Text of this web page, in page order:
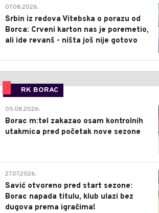
07.08.2026.
Srbin iz redova Vitebska o porazu od
Borca: Crveni karton nas je poremetio,
ali ide revanš - ništa još nije gotovo
RK BORAC
05.08.2026.
Borac m:tel zakazao osam kontrolnih
utakmica pred početak nove sezone
27.07.2026.
Savić otvoreno pred start sezone:
Borac napada titulu, klub ulazi bez
dugova prema igračima!